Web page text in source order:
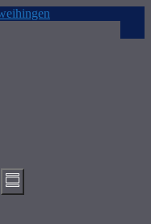
Ansichten-
Navigation
Veranstaltung
Ansichten-
Zusammenfassung